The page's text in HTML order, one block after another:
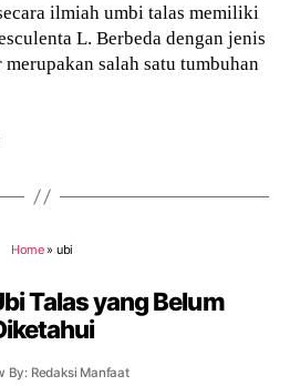
ilmiah umbi talas memiliki
L. Berbeda dengan jenis
salah satu tumbuhan
Home» ubi
Talas yang Belum
By: Redaksi Manfaat